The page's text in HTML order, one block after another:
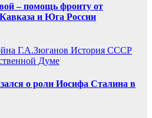
– помощь фронту от
и Юга России
Г.А.Зюганов История СССР
Думе
о роли Иосифа Сталина в